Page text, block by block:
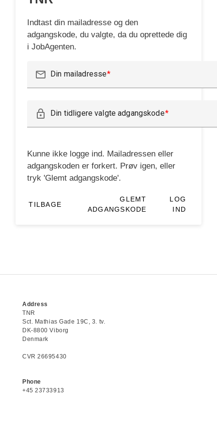
Indtast din mailadresse og den
adgangskode, du valgte, da du oprettede dig
i JobAgenten.
mail_outline Din mailadresse
lock_outline Din tidligere valgte adgangskode
Kunne ikke logge ind. Mailadressen eller
adgangskoden er forkert. Prøv igen, eller
tryk 'Glemt adgangskode'.
TILBAGE
GLEMT
ADGANGSKODE
LOG
IND
Address
TNR
Sct. Mathias Gade 19C, 3. tv.
DK-8800 Viborg
Denmark
CVR 26695430
Phone
+45 23733913